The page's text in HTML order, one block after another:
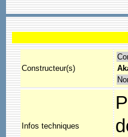
Constructeur(s)
Infos techniques